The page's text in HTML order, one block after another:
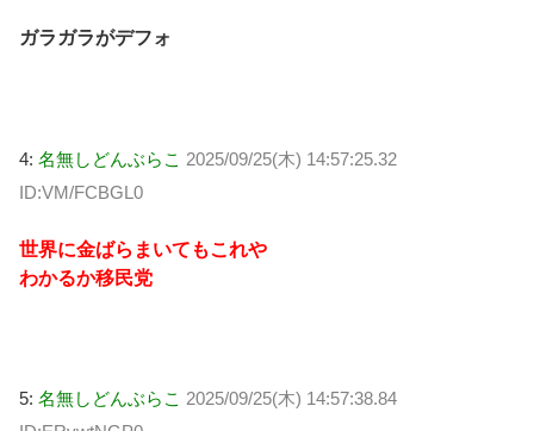
ガラガラがデフォ
4: 名無しどんぶらこ 2025/09/25(木) 14:57:25.32
ID:VM/FCBGL0
世界に金ばらまいてもこれや
わかるか移民党
5: 名無しどんぶらこ 2025/09/25(木) 14:57:38.84